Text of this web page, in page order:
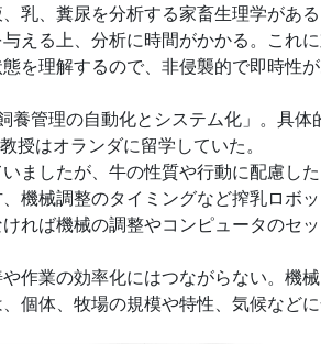
乳、糞尿を分析する家畜生理学があ
える上、分析に時間がかかる。これ
を理解するので、非侵襲的で即時性
管理の自動化とシステム化」。具体
授はオランダに留学していた。
ましたが、牛の性質や行動に配慮し
機械調整のタイミングなど搾乳ロボ
れば機械の調整やコンピュータのセ
作業の効率化にはつながらない。機
個体、牧場の規模や特性、気候など